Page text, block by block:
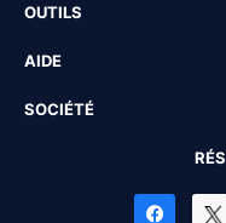
OUTILS
AIDE
SOCIÉTÉ